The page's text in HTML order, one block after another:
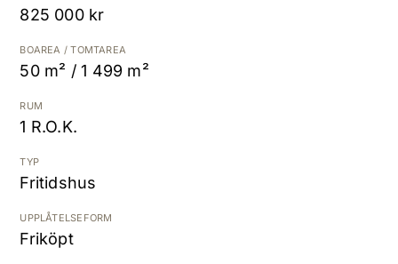
825 000 kr
BOAREA / TOMTAREA
50 m² / 1 499 m²
RUM
1 R.O.K.
TYP
Fritidshus
UPPLÅTELSEFORM
Friköpt